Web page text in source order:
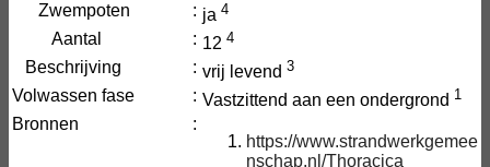
Zwempoten : ja 4
Aantal : 12 4
Beschrijving : vrij levend 3
Volwassen fase : Vastzittend aan een ondergrond 1
Bronnen
:
https://www.strandwerkgemee
nschap.nl/Thoracica